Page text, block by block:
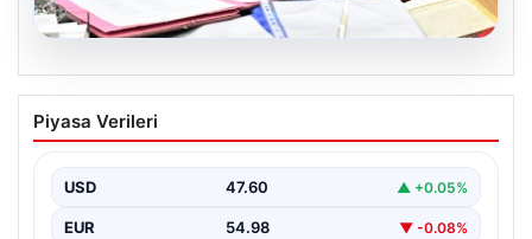
05.08.2026
Bahçeli’den çerçeve yasa açıklaması:
Bin yıllık kardeşliğimiz tescillendi
Piyasa Verileri
USD 47.60 ▲ +0.05%
EUR 54.98 ▼ -0.08%